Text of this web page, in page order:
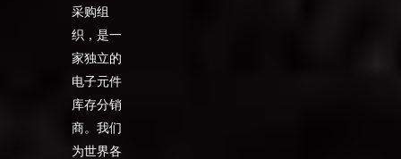
采购组
织，是一
家独立的
电子元件
库存分销
商。我们
为世界各